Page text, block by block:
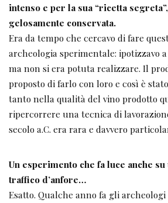
intenso e per la sua “ricetta
gelosamente conservata.
Era da tempo che cercavo di fare
archeologia sperimentale: ipotizzavo
ma non si era potuta realizzare. Il
proposto di farlo con loro e così è
tanto nella qualità del vino prodotto
ripercorrere una tecnica di
secolo a.C. era rara e davvero
Un esperimento che fa luce anche
traffico d’anfore…
Esatto. Qualche anno fa gli